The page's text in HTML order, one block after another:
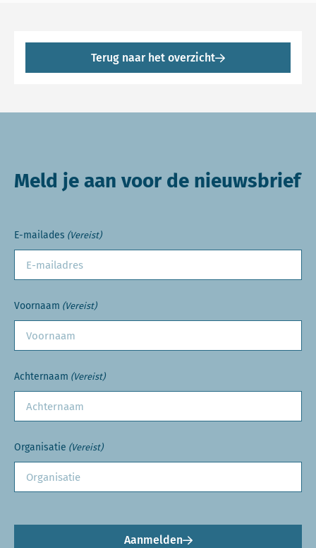
Terug naar het overzicht
Meld je aan voor de nieuwsbrief
E-mailades (Vereist)
Voornaam (Vereist)
Achternaam (Vereist)
Organisatie (Vereist)
Aanmelden